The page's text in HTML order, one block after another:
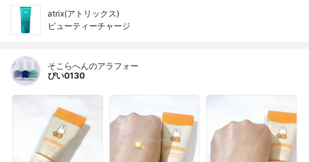
atrix(アトリックス)
ビューティーチャージ
そこらへんのアラフォー
ぴい0130